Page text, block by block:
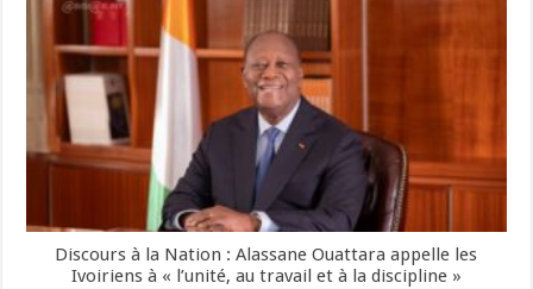
Discours à la Nation : Alassane Ouattara appelle les
Ivoiriens à « l’unité, au travail et à la discipline »